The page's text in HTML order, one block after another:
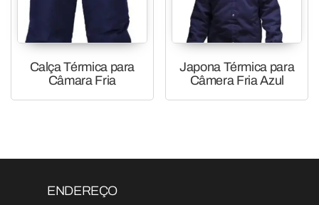
Calça Térmica para
Câmara Fria
Japona Térmica para
Câmera Fria Azul
ENDEREÇO